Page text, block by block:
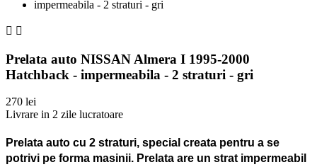
 
Prelata auto NISSAN Almera I 1995-2000
Hatchback - impermeabila - 2 straturi - gri
270 lei
Livrare in 2 zile lucratoare
Prelata auto cu 2 straturi, special creata pentru a se
potrivi pe forma masinii. Prelata are un strat impermeabil